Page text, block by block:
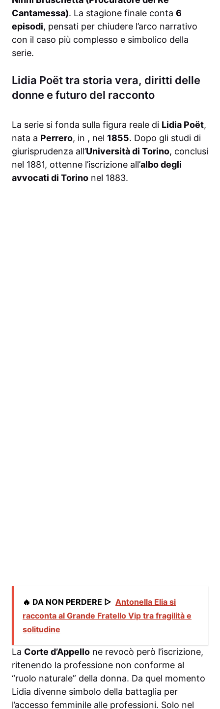
Cantamessa). La stagione finale conta 6
episodi, pensati per chiudere l’arco narrativo
con il caso più complesso e simbolico della
serie.
Lidia Poët tra storia vera, diritti delle
donne e futuro del racconto
La serie si fonda sulla figura reale di Lidia Poët,
nata a Perrero, in , nel 1855. Dopo gli studi di
giurisprudenza all’Università di Torino, conclusi
nel 1881, ottenne l’iscrizione all’albo degli
avvocati di Torino nel 1883.
🔥 DA NON PERDERE ▷ Antonella Elia si
racconta al Grande Fratello Vip tra fragilità e
solitudine
La Corte d’Appello ne revocò però l’iscrizione,
ritenendo la professione non conforme al
“ruolo naturale” della donna. Da quel momento
Lidia divenne simbolo della battaglia per
l’accesso femminile alle professioni. Solo nel